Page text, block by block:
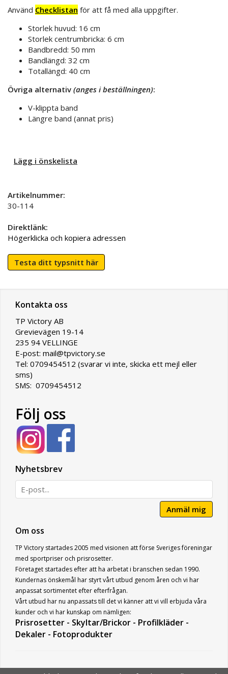
Använd Checklistan för att få med alla uppgifter.
Storlek huvud: 16 cm
Storlek centrumbricka: 6 cm
Bandbredd: 50 mm
Bandlängd: 32 cm
Totallängd: 40 cm
Övriga alternativ (anges i beställningen):
V-klippta band
Längre band (annat pris)
Lägg i önskelista
Artikelnummer:
30-114
Direktlänk:
Högerklicka och kopiera adressen
Testa ditt typsnitt här
Kontakta oss
TP Victory AB
Grevievägen 19-14
235 94 VELLINGE
E-post: mail@tpvictory.se
Tel: 0709454512 (svarar vi inte, skicka ett mejl eller
sms)
SMS: 0709454512
Följ oss
Nyhetsbrev
Anmäl mig
Om oss
TP Victory startades 2005 med visionen att förse Sveriges föreningar
med sportpriser och prisrosetter.
Företaget startades efter att ha arbetat i branschen sedan 1990.
Kundernas önskemål har styrt vårt utbud genom åren och vi har
anpassat sortimentet efter efterfrågan.
Vårt utbud har nu anpassats till det vi känner att vi vill erbjuda våra
kunder och vi har kunskap om nämligen:
Prisrosetter - Skyltar/Brickor - Profilkläder -
Dekaler - Fotoprodukter